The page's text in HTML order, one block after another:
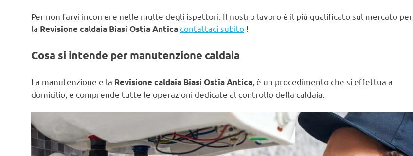
Per non farvi incorrere nelle multe degli ispettori. Il nostro lavoro è il più qualificato sul mercato per
la Revisione caldaia Biasi Ostia Anticacontattaci subito !
Cosa si intende per manutenzione caldaia
La manutenzione e la Revisione caldaia Biasi Ostia Antica , è un procedimento che si effettua a
domicilio, e comprende tutte le operazioni dedicate al controllo della caldaia.